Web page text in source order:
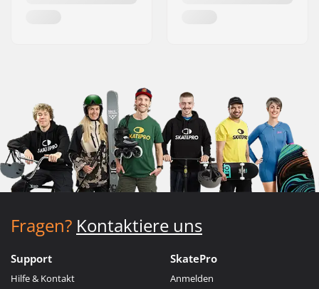
Fragen? Kontaktiere uns
Support
Hilfe & Kontakt
SkatePro
Anmelden